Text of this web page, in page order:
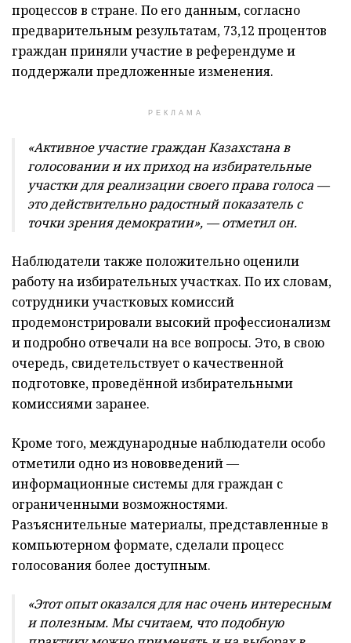
процессов в стране. По его данным, согласно
предварительным результатам, 73,12 процентов
граждан приняли участие в референдуме и
поддержали предложенные изменения.
РЕКЛАМА
«Активное участие граждан Казахстана в
голосовании и их приход на избирательные
участки для реализации своего права голоса —
это действительно радостный показатель с
точки зрения демократии», — отметил он.
Наблюдатели также положительно оценили
работу на избирательных участках. По их словам,
сотрудники участковых комиссий
продемонстрировали высокий профессионализм
и подробно отвечали на все вопросы. Это, в свою
очередь, свидетельствует о качественной
подготовке, проведённой избирательными
комиссиями заранее.
Кроме того, международные наблюдатели особо
отметили одно из нововведений —
информационные системы для граждан с
ограниченными возможностями.
Разъяснительные материалы, представленные в
компьютерном формате, сделали процесс
голосования более доступным.
«Этот опыт оказался для нас очень интересным
и полезным. Мы считаем, что подобную